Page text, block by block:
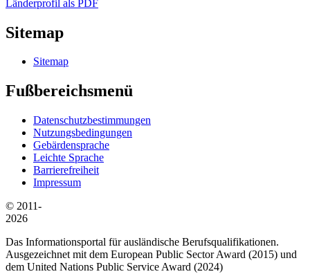
Länderprofil als PDF
Sitemap
Sitemap
Fußbereichsmenü
Datenschutzbestimmungen
Nutzungsbedingungen
Gebärdensprache
Leichte Sprache
Barrierefreiheit
Impressum
© 2011-
2026
Das Informationsportal für ausländische Berufsqualifikationen.
Ausgezeichnet mit dem European Public Sector Award (2015) und
dem United Nations Public Service Award (2024)